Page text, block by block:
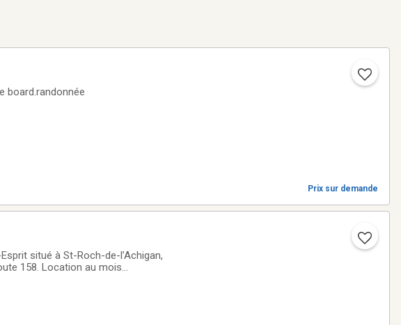
board.randonnée
Prix sur demande
situé à St-Roch-de-l’Achigan,
158. Location au mois